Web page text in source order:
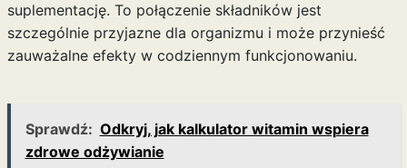
suplementację. To połączenie składników jest
szczególnie przyjazne dla organizmu i może przynieść
zauważalne efekty w codziennym funkcjonowaniu.
Sprawdź: Odkryj, jak kalkulator witamin wspiera
zdrowe odżywianie